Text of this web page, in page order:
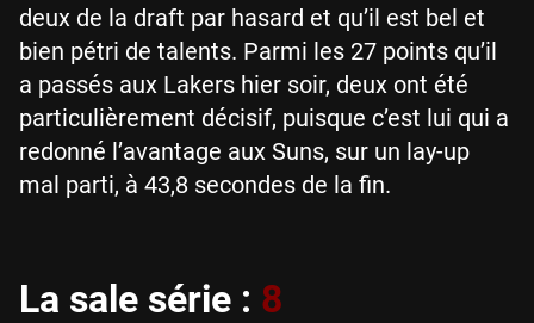
deux de la draft par hasard et qu’il est bel et
bien pétri de talents. Parmi les 27 points qu’il
a passés aux Lakers hier soir, deux ont été
particulièrement décisif, puisque c’est lui qui a
redonné l’avantage aux Suns, sur un lay-up
mal parti, à 43,8 secondes de la fin.
La sale série : 8